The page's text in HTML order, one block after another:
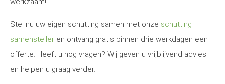
werkzaam!
Stel nu uw eigen schutting samen met onze schutting
samensteller en ontvang gratis binnen drie werkdagen een
offerte. Heeft u nog vragen? Wij geven u vrijblijvend advies
en helpen u graag verder.